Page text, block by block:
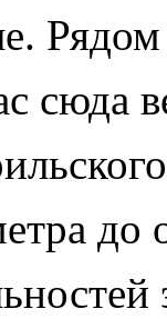
сюда
до